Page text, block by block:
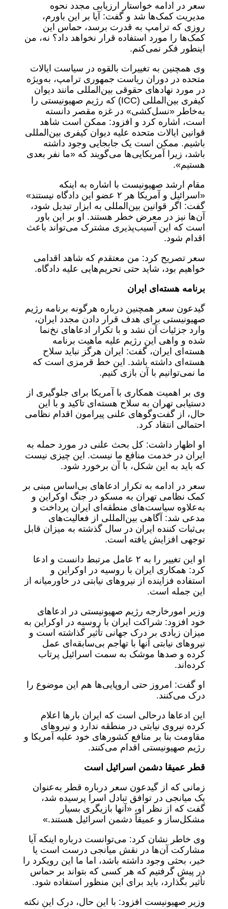
سعر در ادامه خواستار ارزیابی مجدد نحوه
مدیریت کمک‌ها شد و گفت: آیا بر این باورم،
روزی که ترامپ به قدرت برسد، حماس این
کمک‌ها را مورد استفاده قرار نخواهد داد؟ نه، من
اینطور فکر نمی‌کنم.
وی همچنین به تغییرات بالقوه در سیاست ایالات
متحده در دوران ریاست جمهوری ترامپ، به‌ویژه
در مورد نهادهای حقوقی بین‌المللی مانند دیوان
کیفری بین‌المللی (ICC) که رژیم صهیونیستی را
به‌خاطر «نسل‌کشی» در غزه مقصر دانسته
است، اشاره کرد و افزود: ممکن است شاهد
قوانین ایالات متحده علیه دیوان کیفری بین‌المللی
باشیم. ممکن است یک جابجایی وجود داشته
باشد، زیرا آمریکایی‌ها می‌گویند که «ما نفر بعدی
هستیم».
مقام ارشد صهیونیست با اشاره به اینکه
«اسرائیل و آمریکا هر ۲ عضو این دادگاه نیستند»
گفت: اگر قوانین بین‌المللی به ابزار تبدیل شود،
آن‌ها نیز در معرض خطر هستند. او بر این باور
است که این آسیب‌پذیری مشترک می‌تواند باعث
اقدام شود.
سعر تصریح کرد: من معتقدم که شاهد اقدامی
خواهیم بود، شاید حتی تحریم‌هایی علیه دادگاه.
برنامه هسته‌ای ایران
گیدعون سعر همچنین درباره هرگونه برنامه رژیم
صهیونیستی برای هدف قرار دادن مجدد ایران،
وارد جزئیات آن نشد و با تکرار ادعاهای نخ‌نما
شده و واهی این رژیم علیه ماهیت برنامه
هسته‌ای ایران، گفت: ایران هرگز نباید سلاح
هسته‌ای داشته باشد. این خط قرمزی است که
ما نمی‌توانیم با آن بازی کنیم.
وی بر اهمیت همکاری با آمریکا برای جلوگیری از
دستیابی تهران به سلاح هسته‌ای تاکید و با این
حال، از گفت‌وگوهای علنی پیرامون اقدام نظامی
احتمالی انتقاد کرد.
او اظهار داشت: کل بحث علنی در مورد حمله به
ایران در خدمت منافع ما نیست. این چیزی نیست
که باید به این شکل، با آن برخورد شود.
سعر در ادامه به تکرار ادعاهای بی‌اساس مبنی بر
کمک نظامی تهران به مسکو در جنگ اوکراین و
به‌علاوه سیاست‌های منطقه‌ای ایران پرداخت و
مدعی شد: آگاهی بین‌المللی از فعالیت‌های
بی‌ثبات کننده ایران در سال گذشته به میزان قابل
توجهی افزایش یافته است.
او این تغییر را به ۲ عامل مرتبط دانست و ادعا
کرد: همکاری ایران با روسیه در اوکراین و
استفاده فزاینده از نیروهای نیابتی در خاورمیانه از
این جمله است.
وزیر امورخارجه رژیم صهیونیستی در ادعاهای
خود افزود: شراکت ایران با روسیه در اوکراین به‌
میزان زیادی بر درک جهانی تأثیر گذاشته است و
نیروهای نیابتی آنها با تهاجم بی‌سابقه‌ای عمل
کرده و صدها موشک به سمت اسرائیل پرتاب
کرده‌اند.
او گفت: امروز حتی اروپایی‌ها هم این موضوع را
درک می‌کنند.
این ادعاها درحالی است که ایران بارها اعلام
کرده نیروی نیابتی در منطقه ندارد و نیروهای
مقاومت بنا بر منافع کشورهای خود علیه آمریکا و
رژیم صهیونیستی اقدام می‌کنند.
قطر عمیقا دشمن اسرائیل است
زمانی که از گیدعون سعر درباره قطر به‌عنوان
یک میانجی در توافق تبادل اسرا پرسیده شد،
گفت که از نظر او، «آنها بازیگری بسیار
مشکل‌ساز و عمیقاً دشمن اسرائیل هستند.»
وی خاطر نشان کرد: می‌توانست درباره اینکه آیا
مشارکت آن‌ها در نقش میانجی درست است یا
خیر، بحثی وجود داشته باشد، اما ما این رویکرد را
در پیش گرفتیم که هر کسی که بتواند بر حماس
تأثیر بگذارد، باید برای این منظور استفاده شود.
وزیر صهیونیست افزود: با این حال، درک این نکته